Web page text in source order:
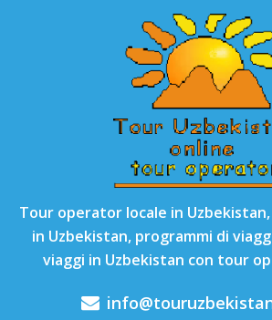
Tour operator locale in
in Uzbekistan, programmi di
viaggi in Uzbekistan con tour